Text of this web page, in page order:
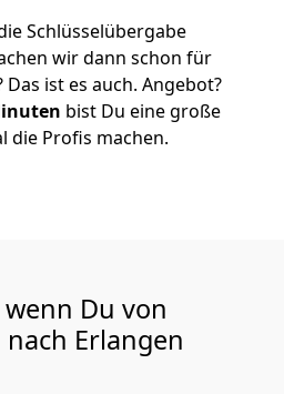
Schlüsselübergabe
wir dann schon für
ist es auch. Angebot?
bist Du eine große
die Profis machen.
Du von
Erlangen